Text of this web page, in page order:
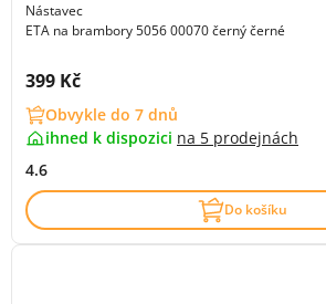
Nástavec
ETA na brambory 5056 00070 černý černé
Cena s DPH:
399 Kč
Obvykle do 7 dnů
ihned k dispozici na 5 prodejnách
4.6
Do košíku